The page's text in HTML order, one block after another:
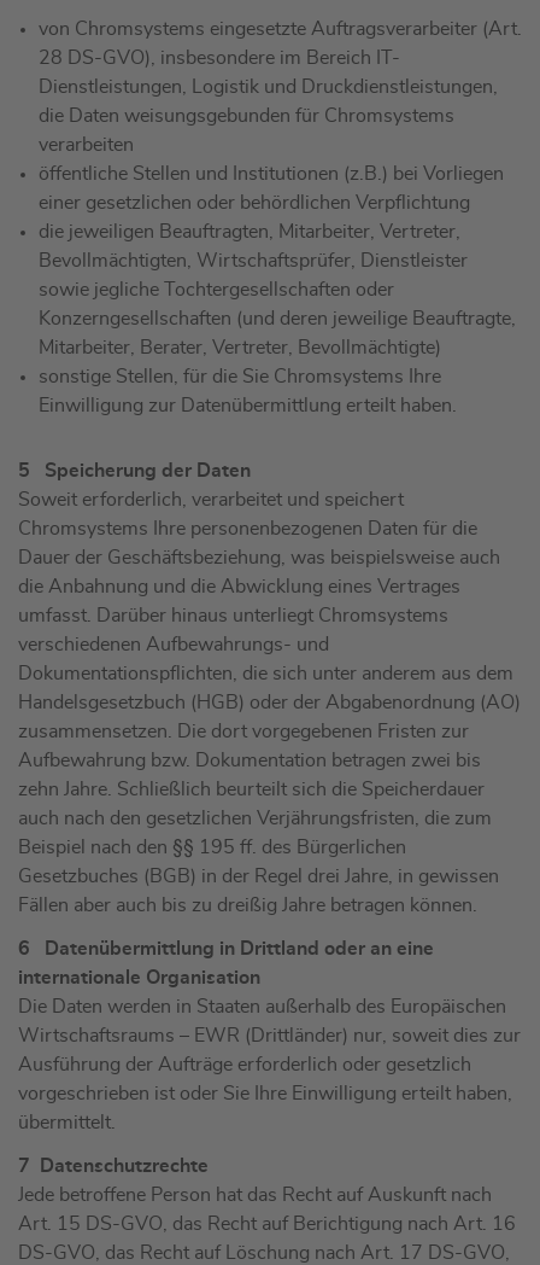
von Chromsystems eingesetzte Auftragsverarbeiter (Art.
28 DS-GVO), insbesondere im Bereich IT-
Dienstleistungen, Logistik und Druckdienstleistungen,
die Daten weisungsgebunden für Chromsystems
verarbeiten
öffentliche Stellen und Institutionen (z.B.) bei Vorliegen
einer gesetzlichen oder behördlichen Verpflichtung
die jeweiligen Beauftragten, Mitarbeiter, Vertreter,
Bevollmächtigten, Wirtschaftsprüfer, Dienstleister
sowie jegliche Tochtergesellschaften oder
Konzerngesellschaften (und deren jeweilige Beauftragte,
Mitarbeiter, Berater, Vertreter, Bevollmächtigte)
sonstige Stellen, für die Sie Chromsystems Ihre
Einwilligung zur Datenübermittlung erteilt haben.
5 Speicherung der Daten
Soweit erforderlich, verarbeitet und speichert
Chromsystems Ihre personenbezogenen Daten für die
Dauer der Geschäftsbeziehung, was beispielsweise auch
die Anbahnung und die Abwicklung eines Vertrages
umfasst. Darüber hinaus unterliegt Chromsystems
verschiedenen Aufbewahrungs- und
Dokumentationspflichten, die sich unter anderem aus dem
Handelsgesetzbuch (HGB) oder der Abgabenordnung (AO)
zusammensetzen. Die dort vorgegebenen Fristen zur
Aufbewahrung bzw. Dokumentation betragen zwei bis
zehn Jahre. Schließlich beurteilt sich die Speicherdauer
auch nach den gesetzlichen Verjährungsfristen, die zum
Beispiel nach den §§ 195 ff. des Bürgerlichen
Gesetzbuches (BGB) in der Regel drei Jahre, in gewissen
Fällen aber auch bis zu dreißig Jahre betragen können.
6 Datenübermittlung in Drittland oder an eine
internationale Organisation
Die Daten werden in Staaten außerhalb des Europäischen
Wirtschaftsraums – EWR (Drittländer) nur, soweit dies zur
Ausführung der Aufträge erforderlich oder gesetzlich
vorgeschrieben ist oder Sie Ihre Einwilligung erteilt haben,
übermittelt.
7 Datenschutzrechte
Jede betroffene Person hat das Recht auf Auskunft nach
Art. 15 DS-GVO, das Recht auf Berichtigung nach Art. 16
DS-GVO, das Recht auf Löschung nach Art. 17 DS-GVO,